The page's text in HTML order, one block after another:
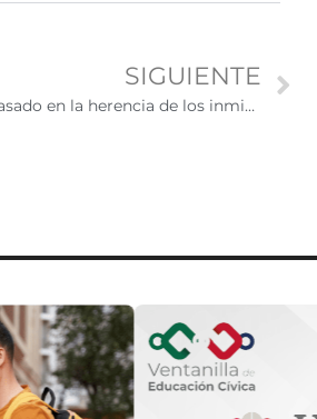
SIGUIENTE
Presentan musical basado en la herencia de los inmigrantes mexicanos en EE.UU.